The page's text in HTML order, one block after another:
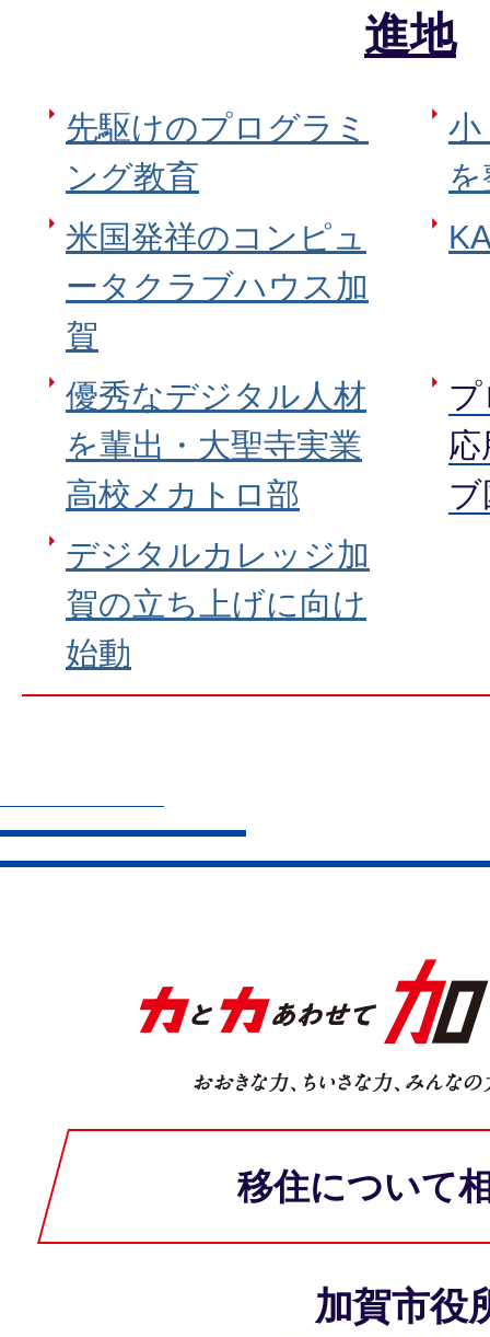
進地
先駆けのプログラミ
ング教育
小
米国発祥のコンピュ
ータクラブハウス加
賀
優秀なデジタル人材
を輩出・大聖寺実業
高校メカトロ部
デジタルカレッジ加
賀の立ち上げに向け
始動
移住について
加賀市役